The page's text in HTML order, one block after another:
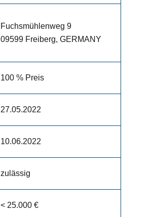
Fuchsmühlenweg 9
09599 Freiberg, GERMANY
100 % Preis
27.05.2022
10.06.2022
zulässig
< 25.000 €